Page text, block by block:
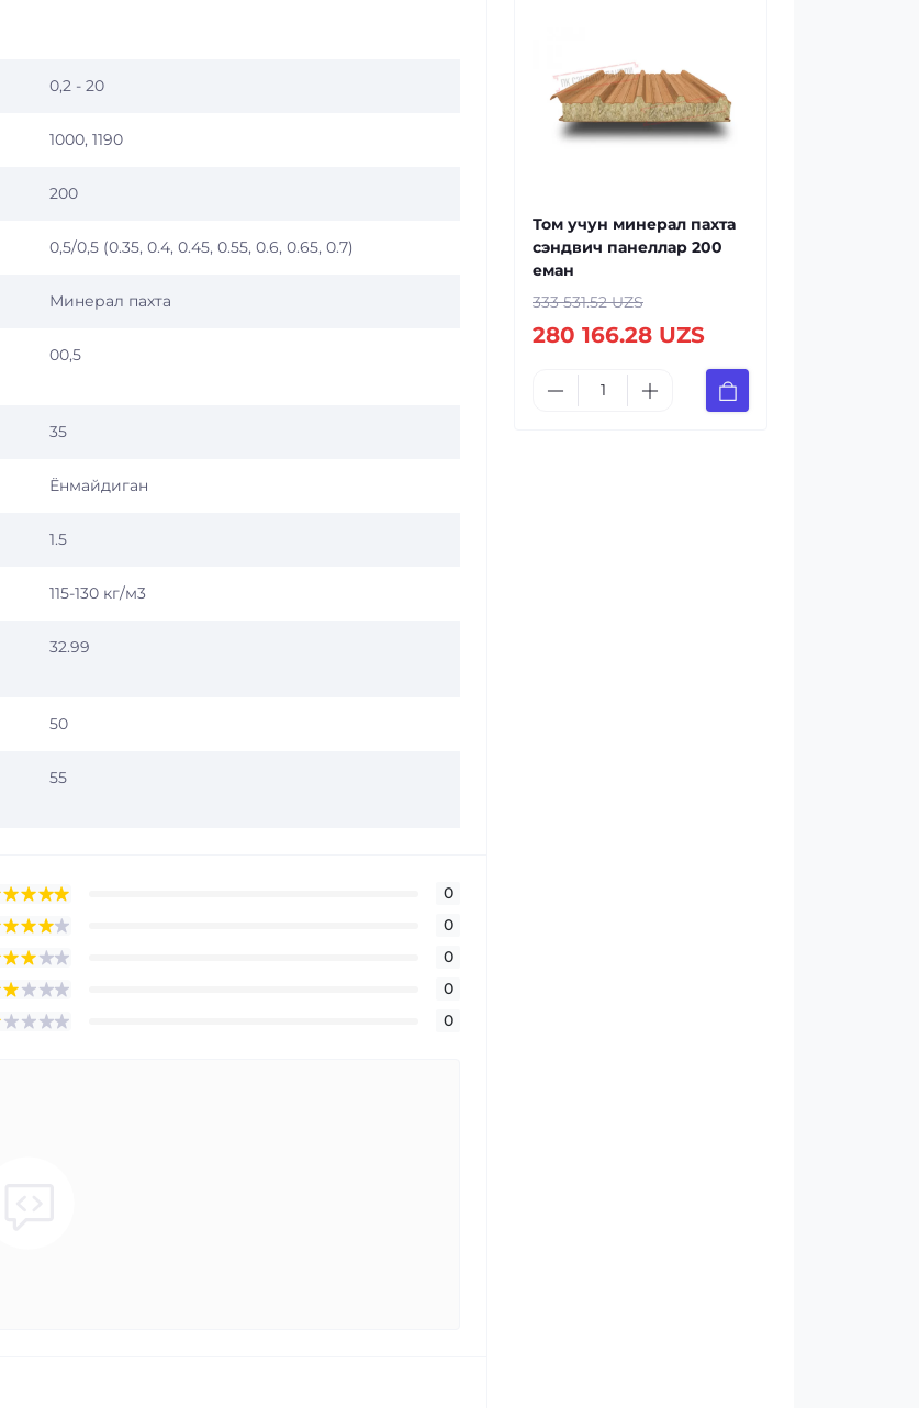
0,2 - 20
1000, 1190
200
0,5/0,5 (0.35, 0.4, 0.45, 0.55, 0.6, 0.65, 0.7)
Минерал пахта
00,5
35
Ёнмайдиган
1.5
115-130 кг/м3
32.99
50
55
0
0
0
0
0
Том учун минерал пахта
сэндвич панеллар 200
еман
333 531.52 UZS
280 166.28 UZS